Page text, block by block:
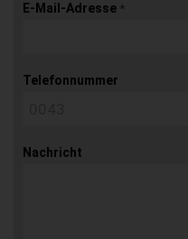
E-Mail-Adresse *
Telefonnummer
Nachricht